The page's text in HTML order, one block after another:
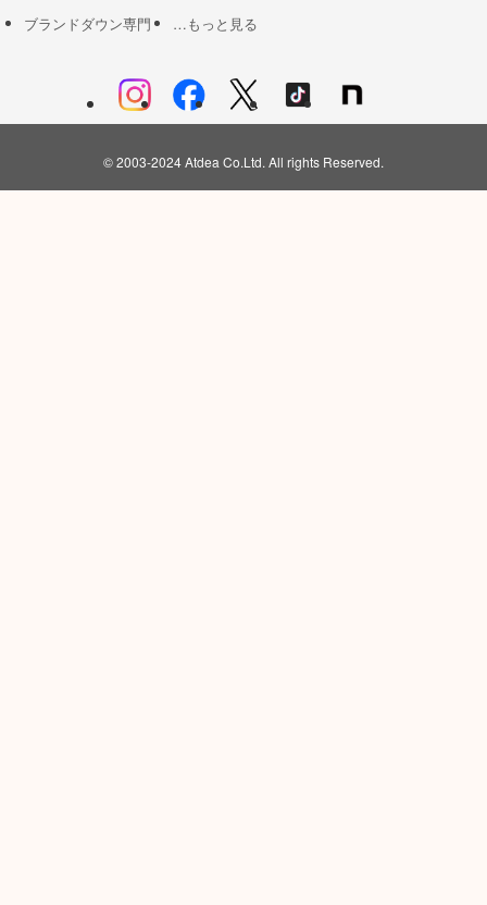
ブランドダウン専門 …もっと見る
©2003-2024 Atdea Co.Ltd. All rights Reserved.